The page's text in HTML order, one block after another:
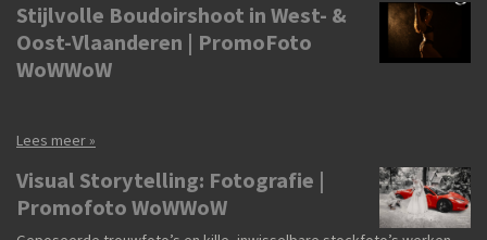
Stijlvolle Boudoirshoot in West- &
Oost-Vlaanderen | PromoFoto
WoWWoW
Lees meer »
Visual Storytelling: Fotografie |
Promofoto WoWWoW